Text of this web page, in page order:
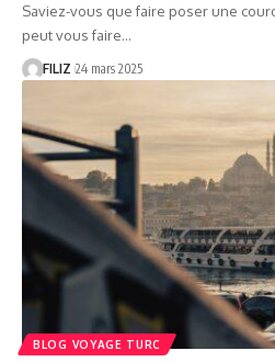
Saviez-vous que faire poser une
peut vous faire…
FILIZ 24 mars 2025
BLOG VOYAGE TURC